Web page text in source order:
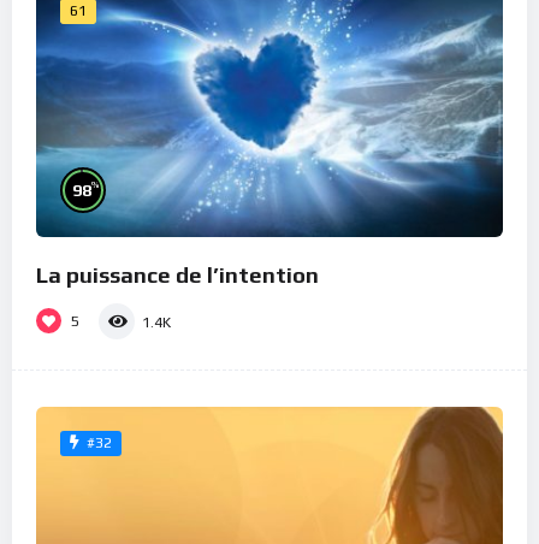
61
98%
La puissance de l’intention
5 1.4K
#32